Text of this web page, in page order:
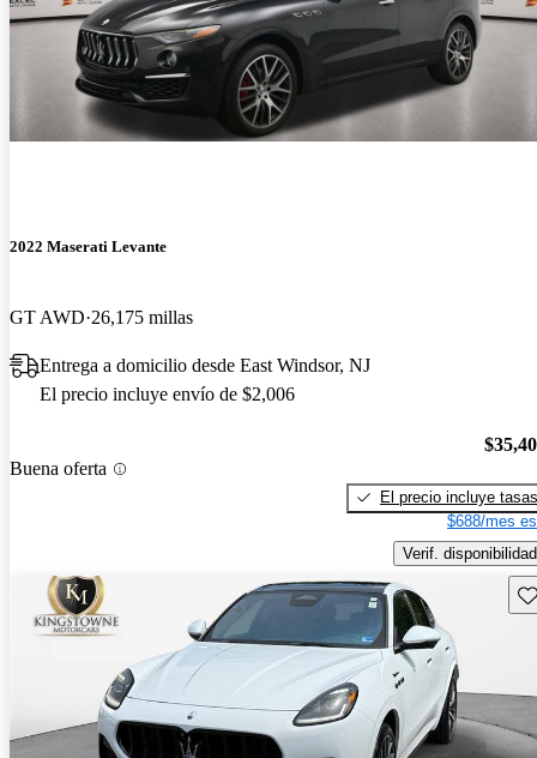
2022 Maserati Levante
GT AWD 26,175 millas
Entrega a domicilio desde East Windsor, NJ
El precio incluye envío de $2,006
Buena oferta
El precio incluye tasas
$688/mes
Verif. disponibilidad